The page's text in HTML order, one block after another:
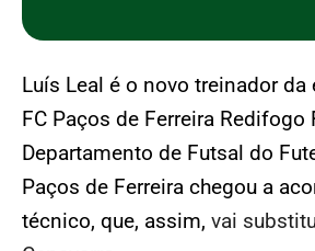
Luís Leal é o novo treinador
FC Paços de Ferreira Redifogo
Departamento de Futsal do
Paços de Ferreira chegou a
técnico, que, assim, vai